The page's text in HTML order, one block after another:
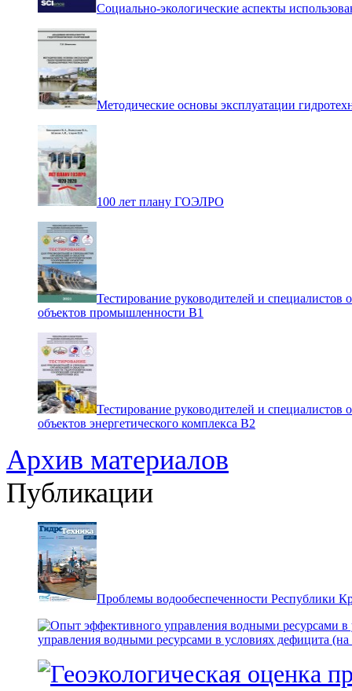
Социально-экологические аспекты
Методические основы эксплуатации
100 лет плану ГОЭЛРО
Тестирование руководителей и специалистов
объектов промышленности В1
Тестирование руководителей и специалистов
объектов энергетического комплекса В2
Архив материалов
Публикации
Проблемы водообеспеченности Республики
управления водными ресурсами в условиях дефицита